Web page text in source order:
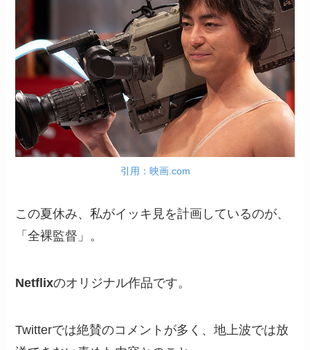
引用：映画.com
この夏休み、私がイッキ見を計画しているのが、
「全裸監督」。
Netflixのオリジナル作品です。
Twitterでは絶賛のコメントが多く、地上波では放